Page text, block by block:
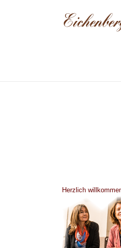
Herzlich